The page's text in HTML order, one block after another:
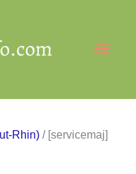
Rhin) / [servicemaj]